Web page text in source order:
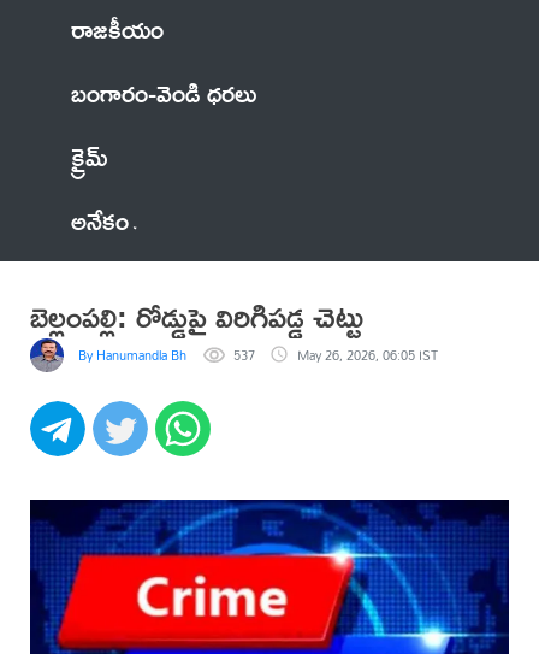
రాజకీయం
బంగారం-వెండి ధరలు
క్రైమ్
అనేకం
బెల్లంపల్లి: రోడ్డుపై విరిగిపడ్డ చెట్టు
By Hanumandla Bhadraiah 537 May 26, 2026, 06:05 IST